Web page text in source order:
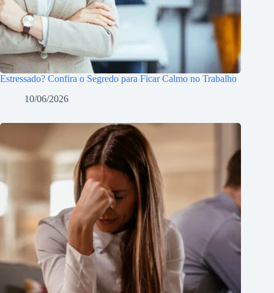
Estressado? Confira o Segredo para Ficar Calmo no Trabalho
10/06/2026